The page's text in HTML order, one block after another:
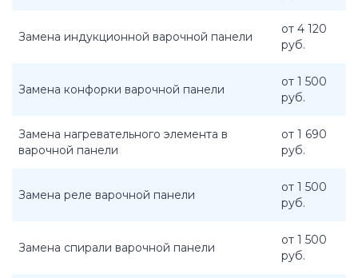
Замена индукционной варочной панели
от 4 120
руб.
Замена конфорки варочной панели
от 1 500
руб.
Замена нагревательного элемента в
варочной панели
от 1 690
руб.
Замена реле варочной панели
от 1 500
руб.
Замена спирали варочной панели
от 1 500
руб.